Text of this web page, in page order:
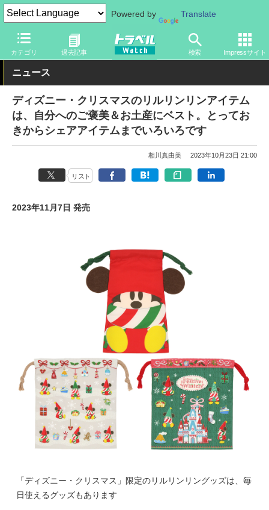
Powered by Translate
カテゴリ 過去記事 検索 Impressサイト
トラベル Watch 旅の情報 観光地 ディズニーリゾート
ニュース
ディズニー・クリスマスのリルリンリンアイテム
は、自分へのご褒美＆お土産にベスト。とってお
きからシェアアイテムまでいろいろです
相川真由美 2023年10月23日 21:00
リスト
2023年11月7日 発売
「ディズニー・クリスマス」限定のリルリンリングッズは、毎
日使えるグッズもあります